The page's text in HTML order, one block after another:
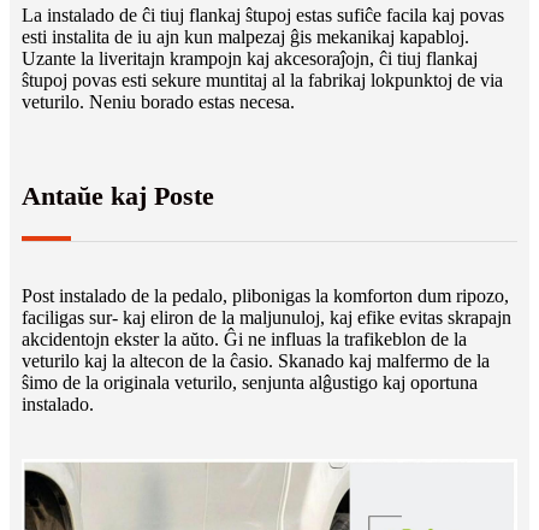
La instalado de ĉi tiuj flankaj ŝtupoj estas sufiĉe facila kaj povas
esti instalita de iu ajn kun malpezaj ĝis mekanikaj kapabloj.
Uzante la liveritajn krampojn kaj akcesoraĵojn, ĉi tiuj flankaj
ŝtupoj povas esti sekure muntitaj al la fabrikaj lokpunktoj de via
veturilo. Neniu borado estas necesa.
Antaŭe kaj Poste
Post instalado de la pedalo, plibonigas la komforton dum ripozo,
faciligas sur- kaj eliron de la maljunuloj, kaj efike evitas skrapajn
akcidentojn ekster la aŭto. Ĝi ne influas la trafikeblon de la
veturilo kaj la altecon de la ĉasio. Skanado kaj malfermo de la
ŝimo de la originala veturilo, senjunta alĝustigo kaj oportuna
instalado.